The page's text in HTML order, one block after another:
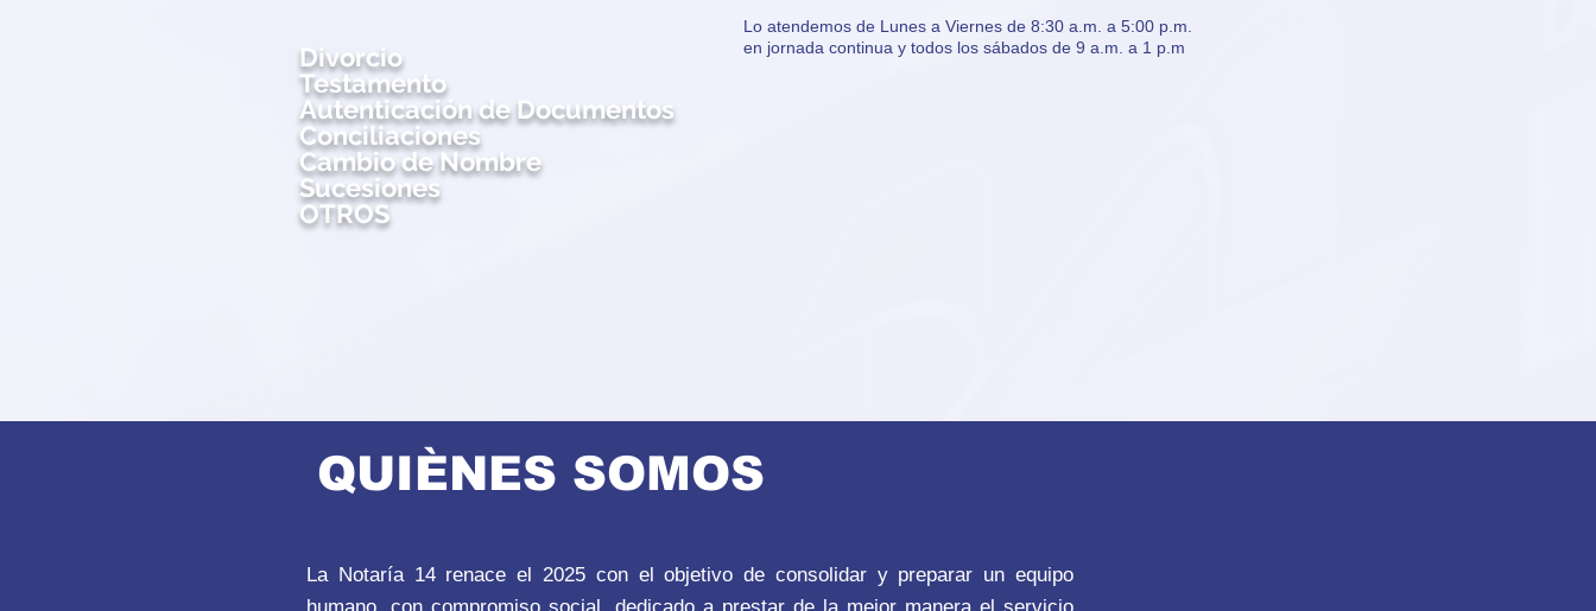
Divorcio
Testamento
Autenticación de Documentos
Conciliaciones
Cambio de Nombre
Sucesiones
OTROS
Lo atendemos de Lunes a Viernes de 8:30 a.m. a 5:00 p.m.
en jornada continua y todos los sábados de 9 a.m. a 1 p.m
QUIÈNES SOMOS
La Notaría 14 renace el 2025 con el objetivo de consolidar y preparar un equipo